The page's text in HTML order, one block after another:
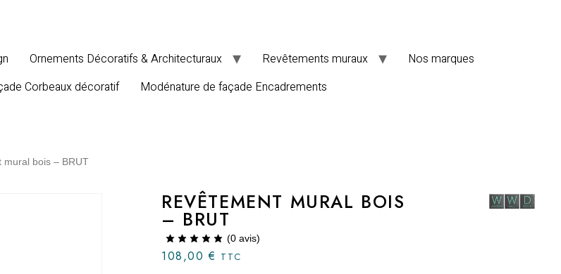
Ornements Décoratifs & Architecturaux Revêtements muraux
Nos marques
Corbeaux décoratif
Modénature de façade Encadrements
mural bois – BRUT
REVÊTEMENT MURAL BOIS
– BRUT
(0avis)
108,00€ TTC